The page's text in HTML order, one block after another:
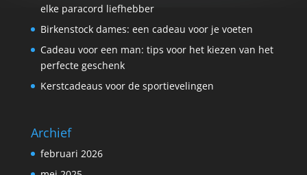
elke paracord liefhebber
Birkenstock dames: een cadeau voor je voeten
Cadeau voor een man: tips voor het kiezen van het
perfecte geschenk
Kerstcadeaus voor de sportievelingen
Archief
februari 2026